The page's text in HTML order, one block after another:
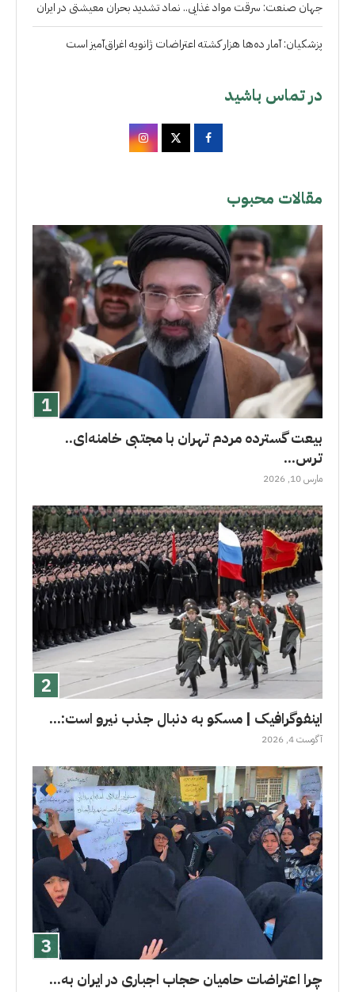
جهان صنعت: سرقت مواد غذایی.. نماد تشدید بحران معیشتی در ایران
پزشکیان: آمار ده‌ها هزار کشته اعتراضات ژانویه اغراق‌آمیز است
در تماس باشید
مقالات محبوب
بیعت گسترده مردم تهران با مجتبی خامنه‌ای..
ترس...
مارس 10, 2026
اینفوگرافیک | مسکو به دنبال جذب نیرو است:...
آگوست 4, 2026
چرا اعتراضات حامیان حجاب اجباری در ایران به...